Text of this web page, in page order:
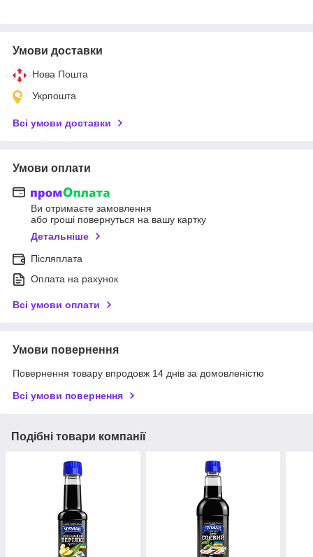
Умови доставки
Нова Пошта
Укрпошта
Всі умови доставки
Умови оплати
Ви отримаєте замовлення
або гроші повернуться на вашу картку
Детальніше
Післяплата
Оплата на рахунок
Всі умови оплати
Умови повернення
Повернення товару впродовж 14 днів за домовленістю
Всі умови повернення
Подібні товари компанії